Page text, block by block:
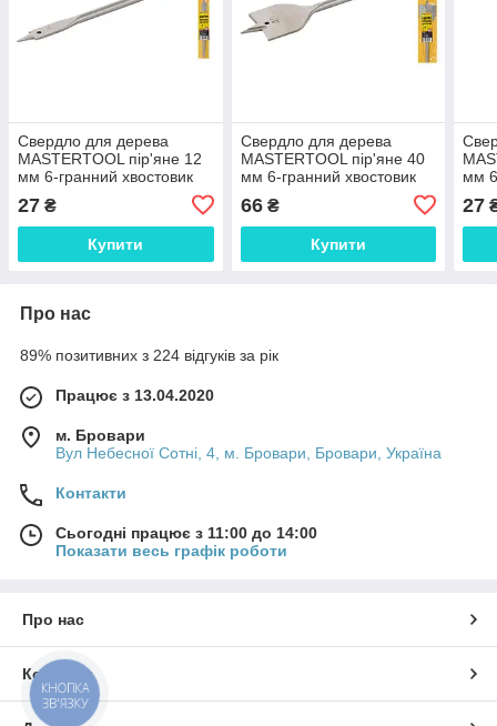
Свердло для дерева
MASTERTOOL пір'яне 12
мм 6-гранний хвостовик
27 ₴
Купити
Свердло для дерева
MASTERTOOL пір'яне 40
мм 6-гранний хвостовик
66₴
Купити
мм
27
Про нас
89% позитивних з 224 відгуків за рік
Працює з 13.04.2020
м. Бровари
Вул Небесної Сотні, 4, м. Бровари, Бровари, Україна
Контакти
Сьогодні працює з 11:00 до 14:00
Показати весь графік роботи
Про нас
Контакти
КНОПКА
ЗВ'ЯЗКУ